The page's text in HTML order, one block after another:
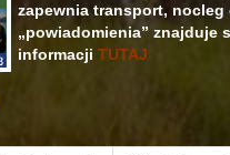
zapewnia transport, nocleg
„powiadomienia” znajduje
informacji TUTAJ